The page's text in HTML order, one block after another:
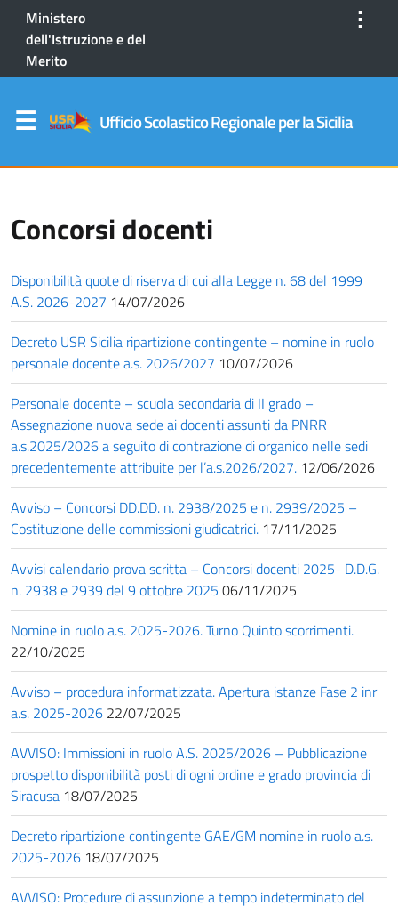
Ministero
dell'Istruzione e del
Merito
⋮
Ufficio Scolastico Regionale per la Sicilia
Concorsi docenti
Disponibilità quote di riserva di cui alla Legge n. 68 del 1999
A.S. 2026-2027 14/07/2026
Decreto USR Sicilia ripartizione contingente – nomine in ruolo
personale docente a.s. 2026/2027 10/07/2026
Personale docente – scuola secondaria di II grado –
Assegnazione nuova sede ai docenti assunti da PNRR
a.s.2025/2026 a seguito di contrazione di organico nelle sedi
precedentemente attribuite per l’a.s.2026/2027. 12/06/2026
Avviso – Concorsi DD.DD. n. 2938/2025 e n. 2939/2025 –
Costituzione delle commissioni giudicatrici. 17/11/2025
Avvisi calendario prova scritta – Concorsi docenti 2025- D.D.G.
n. 2938 e 2939 del 9 ottobre 2025 06/11/2025
Nomine in ruolo a.s. 2025-2026. Turno Quinto scorrimenti.
22/10/2025
Avviso – procedura informatizzata. Apertura istanze Fase 2 inr
a.s. 2025-2026 22/07/2025
AVVISO: Immissioni in ruolo A.S. 2025/2026 – Pubblicazione
prospetto disponibilità posti di ogni ordine e grado provincia di
Siracusa 18/07/2025
Decreto ripartizione contingente GAE/GM nomine in ruolo a.s.
2025-2026 18/07/2025
AVVISO: Procedure di assunzione a tempo indeterminato del